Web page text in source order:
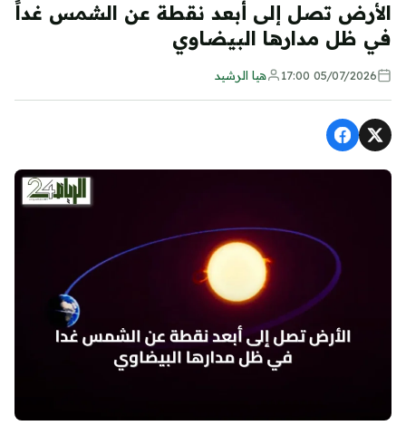
الأرض تصل إلى أبعد نقطة عن الشمس غداً
في ظل مدارها البيضاوي
05/07/2026 17:00 هيا الرشيد